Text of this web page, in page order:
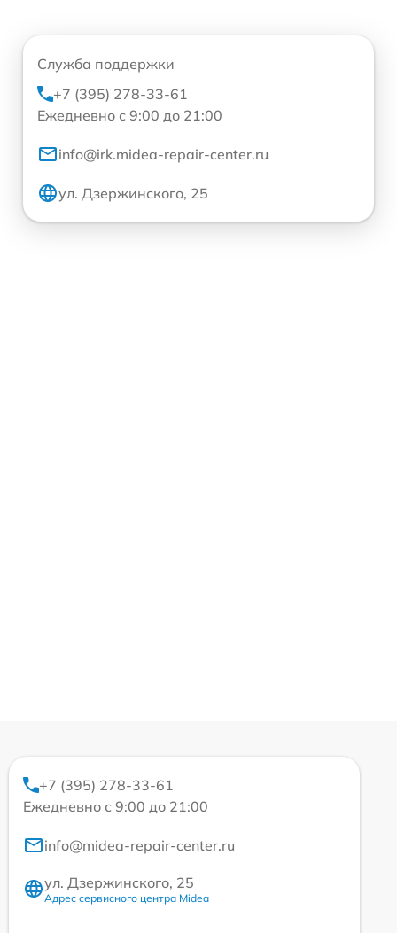
Служба поддержки
+7 (395) 278-33-61
Ежедневно с 9:00 до 21:00
info@irk.midea-repair-center.ru
ул. Дзержинского, 25
+7 (395) 278-33-61
Ежедневно с 9:00 до 21:00
info@midea-repair-center.ru
ул. Дзержинского, 25
Адрес сервисного центра Midea